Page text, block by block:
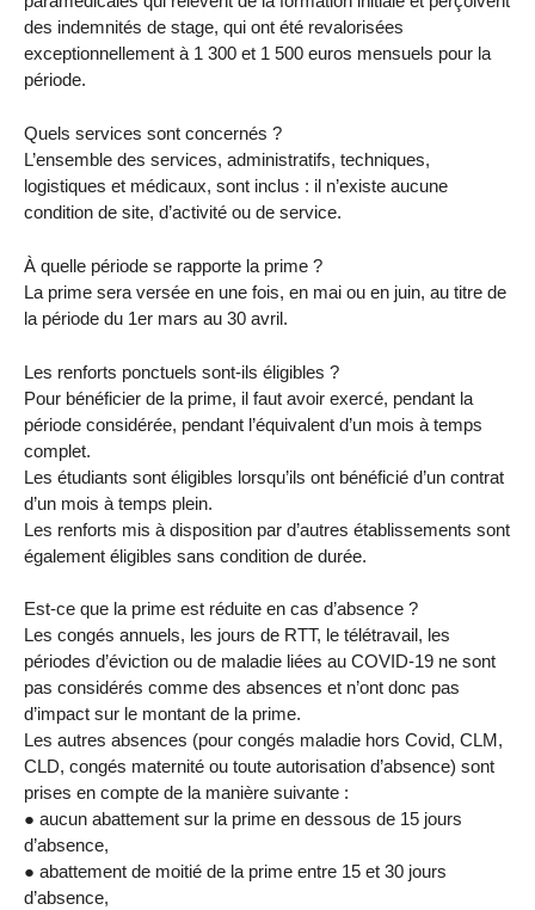
des indemnités de stage, qui ont été revalorisées
exceptionnellement à 1 300 et 1 500 euros mensuels pour la
période.
Quels services sont concernés ?
L’ensemble des services, administratifs, techniques,
logistiques et médicaux, sont inclus : il n’existe aucune
condition de site, d’activité ou de service.
À quelle période se rapporte la prime ?
La prime sera versée en une fois, en mai ou en juin, au titre de
la période du 1er mars au 30 avril.
Les renforts ponctuels sont-ils éligibles ?
Pour bénéficier de la prime, il faut avoir exercé, pendant la
période considérée, pendant l’équivalent d’un mois à temps
complet.
Les étudiants sont éligibles lorsqu’ils ont bénéficié d’un contrat
d’un mois à temps plein.
Les renforts mis à disposition par d’autres établissements sont
également éligibles sans condition de durée.
Est-ce que la prime est réduite en cas d’absence ?
Les congés annuels, les jours de RTT, le télétravail, les
périodes d’éviction ou de maladie liées au COVID-19 ne sont
pas considérés comme des absences et n’ont donc pas
d’impact sur le montant de la prime.
Les autres absences (pour congés maladie hors Covid, CLM,
CLD, congés maternité ou toute autorisation d’absence) sont
prises en compte de la manière suivante :
● aucun abattement sur la prime en dessous de 15 jours
d’absence,
● abattement de moitié de la prime entre 15 et 30 jours
d’absence,